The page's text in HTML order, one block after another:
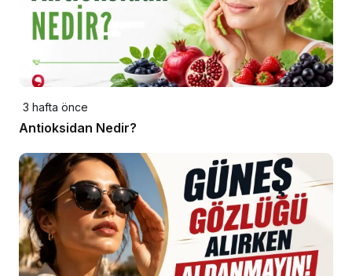
3 hafta önce
Antioksidan Nedir?